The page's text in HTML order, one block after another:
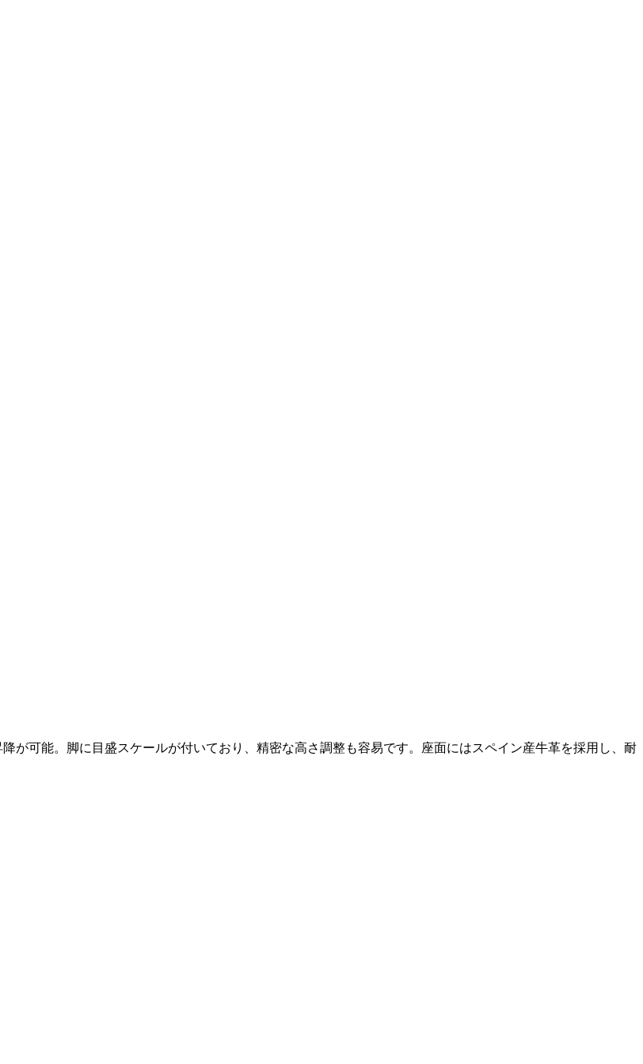
が可能。脚に目盛スケールが付いており、精密な高さ調整も容易です。座面にはスペイン産牛革を採用し、耐